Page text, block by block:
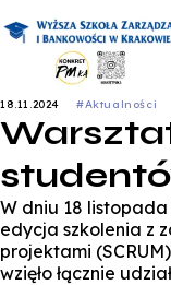
18.11.2024 #Aktualności
W dniu 18 listopada
edycja szkolenia z
projektami
wzięło łącznie